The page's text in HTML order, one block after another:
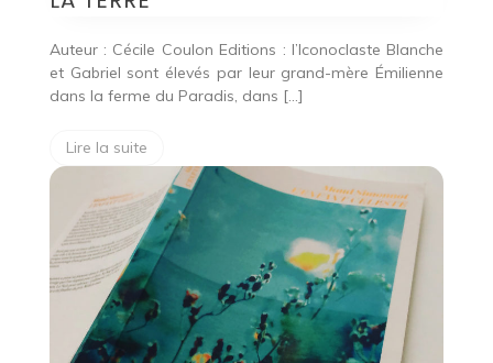
Auteur : Cécile Coulon Editions : l’Iconoclaste Blanche
et Gabriel sont élevés par leur grand-mère Émilienne
dans la ferme du Paradis, dans […]
Lire la suite